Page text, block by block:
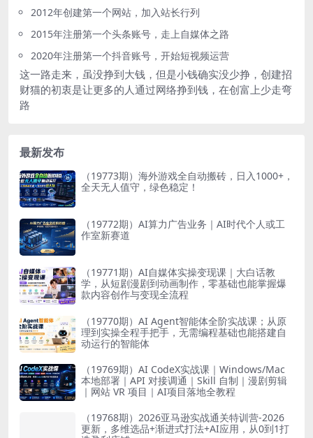
2012年创建第一个网站，加入站长行列
2015年注册第一个头条账号，走上自媒体之路
2020年注册第一个抖音账号，开始短视频运营
这一路走来，虽没挣到大钱，但是小钱确实没少挣，创建招
财猫的初衷是让更多的人通过网络挣到钱，在创富上少走弯
路
最新发布
（19773期）海外游戏全自动搬砖，日入1000+，
全天无人值守，绿色稳定！
（19772期）AI算力广告业务｜AI时代个人或工
作室新赛道
（19771期）AI自媒体实操变现课｜大白话教
学，从短剧漫剧到动画制作，零基础也能掌握爆
款内容创作与变现全流程
（19770期）AI Agent智能体全阶实战课；从原
理到实操全程手把手，无需编程基础也能搭建自
动运行的智能体
（19769期）AI CodeX实战课｜Windows/Mac
本地部署｜API 对接调通｜Skill 自制｜漫剧剪辑
｜网站 VR 项目｜AI项目落地全教程
（19768期）2026亚马逊实战通关特训营-2026
更新，多维选品+渐进式打法+AI应用，从0到1打